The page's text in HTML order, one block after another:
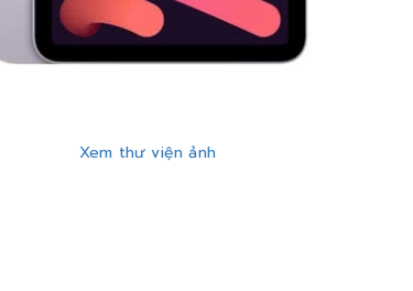
Xem thư viện ảnh